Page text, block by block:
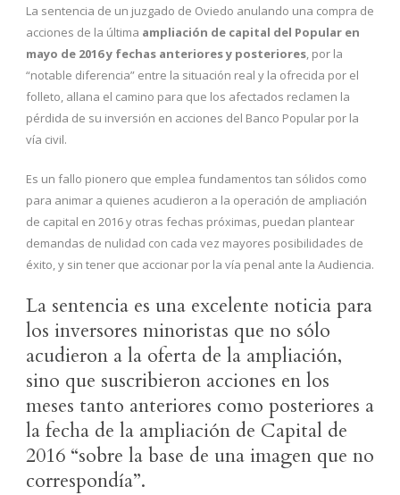
La sentencia de un juzgado de Oviedo anulando una compra de
acciones de la última ampliación de capital del Popular en
mayo de 2016 y fechas anteriores y posteriores, por la
“notable diferencia” entre la situación real y la ofrecida por el
folleto, allana el camino para que los afectados reclamen la
pérdida de su inversión en acciones del Banco Popular por la
vía civil.
Es un fallo pionero que emplea fundamentos tan sólidos como
para animar a quienes acudieron a la operación de ampliación
de capital en 2016 y otras fechas próximas, puedan plantear
demandas de nulidad con cada vez mayores posibilidades de
éxito, y sin tener que accionar por la vía penal ante la Audiencia.
La sentencia es una excelente noticia para
los inversores minoristas que no sólo
acudieron a la oferta de la ampliación,
sino que suscribieron acciones en los
meses tanto anteriores como posteriores a
la fecha de la ampliación de Capital de
2016 “sobre la base de una imagen que no
correspondía”.